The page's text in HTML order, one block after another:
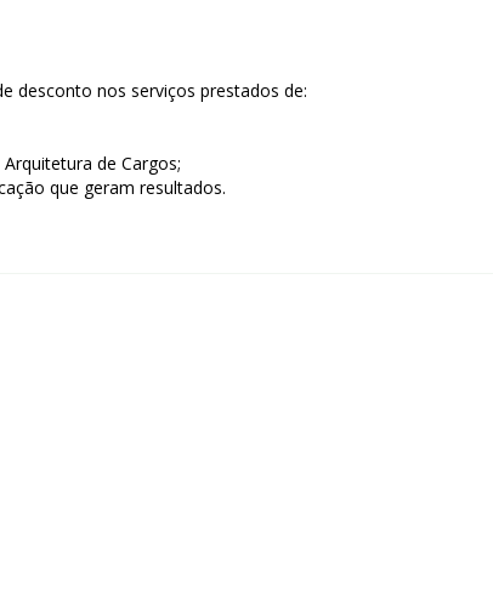
desconto nos serviços prestados de:
de Cargos;
que geram resultados.